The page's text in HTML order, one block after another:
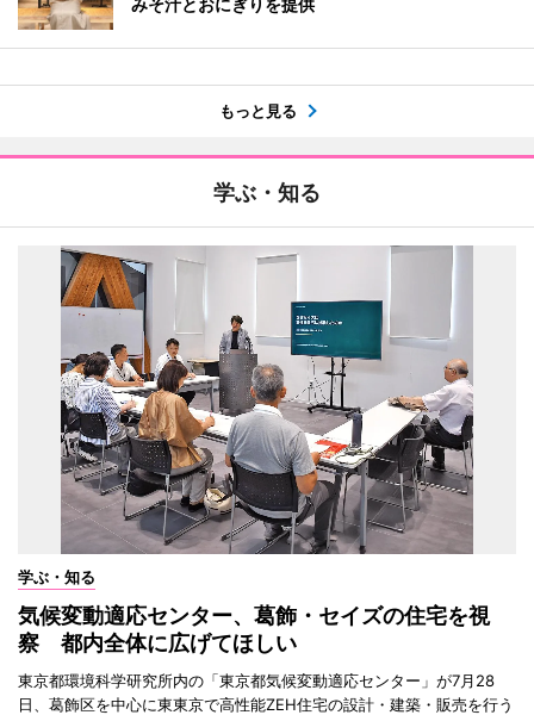
みそ汁とおにぎりを提供
もっと見る
学ぶ・知る
学ぶ・知る
気候変動適応センター、葛飾・セイズの住宅を視
察 都内全体に広げてほしい
東京都環境科学研究所内の「東京都気候変動適応センター」が7月28
日、葛飾区を中心に東東京で高性能ZEH住宅の設計・建築・販売を行う